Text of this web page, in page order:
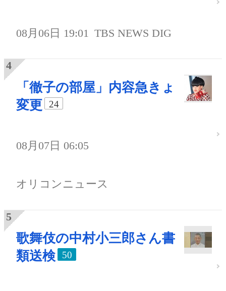
08月06日 19:01 TBS NEWS DIG
「徹子の部屋」内容急きょ
変更
24
08月07日 06:05
オリコンニュース
歌舞伎の中村小三郎さん書
類送検
50